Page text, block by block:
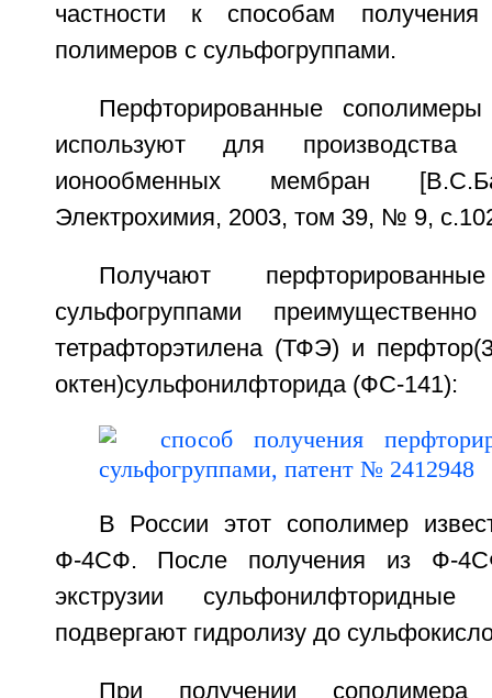
частности к способам получения
полимеров с сульфогруппами.
Перфторированные
используют для производства
ионообменных мембран
Электрохимия, 2003, том 39, № 9,
Получают
сульфогруппами
тетрафторэтилена (ТФЭ) и
октен)сульфонилфторида (ФС-141):
В России этот сополимер
Ф-4СФ. После получения из Ф-
экструзии
подвергают гидролизу до
При получении